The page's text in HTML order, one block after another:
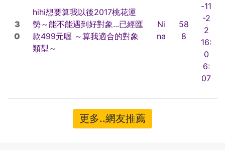
3
0
hihi想要算我以後2017桃花運
勢～能不能遇到好對象...已經匯
款499元喔 ～算我適合的對象
類型～
Ni
na
58
8
-11
-2
2
16:
0
6:
07
更多..網友推薦